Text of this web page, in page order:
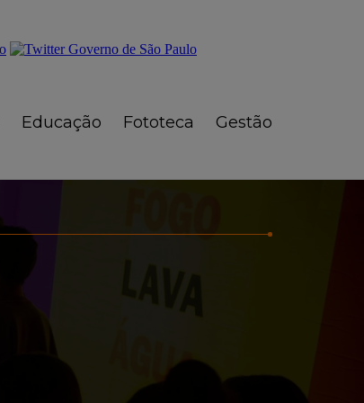
Educação Fototeca Gestão